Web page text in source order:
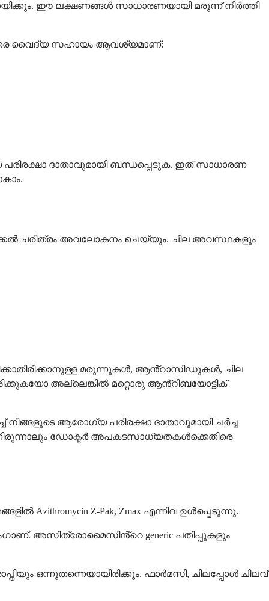
ഈ ലക്ഷണങ്ങൾ സാധാരണയായി മരുന്ന് നിർത്തി
വൈദ്യ സഹായം ആവശ്യമാണ്:
ദാതാവുമായി ബന്ധപ്പെടുക. ഇത് സാധാരണ
ചരിത്രം അവലോകനം ചെയ്യും. ചില അവസ്ഥകളും
മരുന്നുകൾ, ആൻ്റാസിഡുകൾ, ചില
അല്ലെങ്കിൽ മറ്റൊരു ആൻ്റിബയോട്ടിക്
ആരോഗ്യ പരിരക്ഷാ ദാതാവുമായി ചർച്ച
ഡോക്ടർ അപകടസാധ്യതകൾക്കെതിരെ
Z-Pak, Zmax എന്നിവ ഉൾപ്പെടുന്നു.
അസിത്രോമൈസിൻ്റെ generic പതിപ്പുകളും
ഒന്നുതന്നെയായിരിക്കും. ഫാർമസി, ചിലപ്പോൾ ചിലവ്